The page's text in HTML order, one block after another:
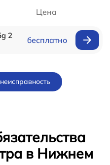
Цена
2
бесплатно
в Нижнем